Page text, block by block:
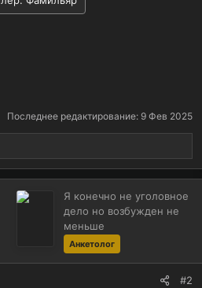
Последнее редактирование: 9 Фев 2025
Я конечно не уголовное
дело но возбужден не
меньше
Анкетолог
#2